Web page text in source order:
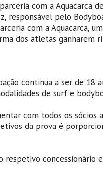
com a Aquacarca
responsável pelo
com a Aquacarca,
dos atletas ganharem
continua a ser de 18
de surf e
com todos os sócios
da prova é
respetivo concessionário